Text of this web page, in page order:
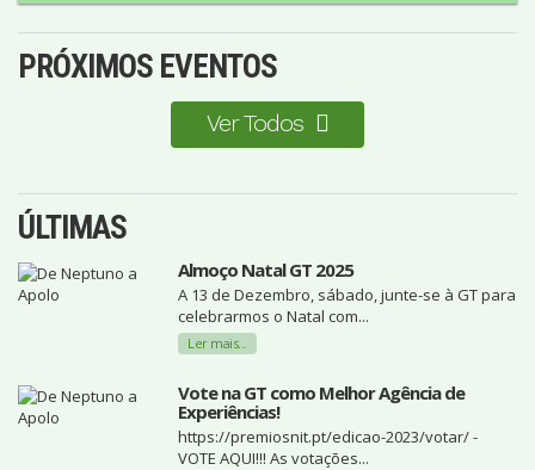
PRÓXIMOS EVENTOS
Ver Todos
ÚLTIMAS
Almoço Natal GT 2025
A 13 de Dezembro, sábado, junte-se à GT para
celebrarmos o Natal com...
Ler mais...
Vote na GT como Melhor Agência de
Experiências!
https://premiosnit.pt/edicao-2023/votar/ -
VOTE AQUI!!! As votações...